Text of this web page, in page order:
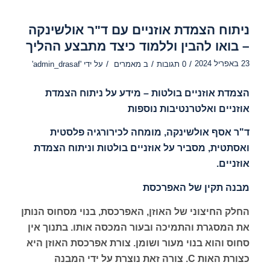
ניתוח הצמדת אוזניים עם ד"ר אולשינקה
– בואו להבין וללמוד כיצד מתבצע ההליך
23 באפריל 2024 / 0 תגובות / ב מאמרים / על ידי 'admin_drasaf'
הצמדת אוזניים בולטות – מידע על ניתוח הצמדת
אוזניים ואלטרנטיבות נוספות
ד"ר אסף אולשינקה, מומחה לכירורגיה פלסטית
ואסתטית, מסביר על אוזניים בולטות וניתוח הצמדת
אוזניים.
מבנה תקין של האפרכסת
החלק החיצוני של האוזן, האפרכסת, בנוי מסחוס הנותן
את המסגרת והתמיכה ובעור המכסה אותו. בתנוך אין
סחוס והוא בנוי מעור ושומן. צורת אפרכסת האוזן היא
כצורת האות C. צורה זאת נוצרת על ידי המבנה